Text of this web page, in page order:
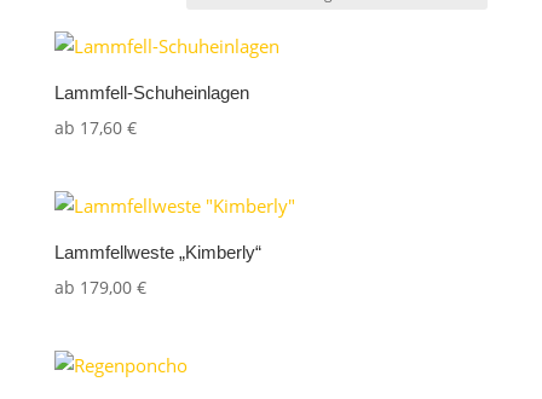
Lammfell-Schuheinlagen
ab 17,60 €
Lammfellweste „Kimberly“
ab 179,00 €